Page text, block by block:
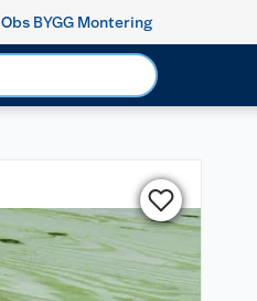
Obs BYGG Montering